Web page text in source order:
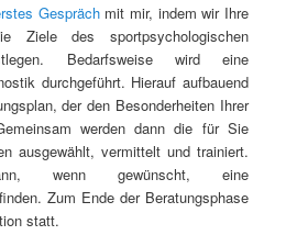
Gesprächmit mir, indem wir Ihre
Ziele des sportpsychologischen
Bedarfsweise wird eine
durchgeführt. Hierauf aufbauend
der den Besonderheiten Ihrer
werden dann die für Sie
ausgewählt, vermittelt und trainiert.
wenn gewünscht, eine
Zum Ende der Beratungsphase
statt.